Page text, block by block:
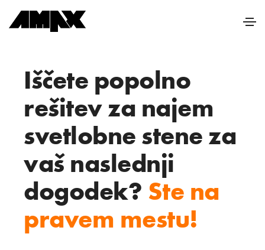
Iščete popolno
rešitev za najem
svetlobne stene za
vaš naslednji
dogodek? Ste na
pravem mestu!